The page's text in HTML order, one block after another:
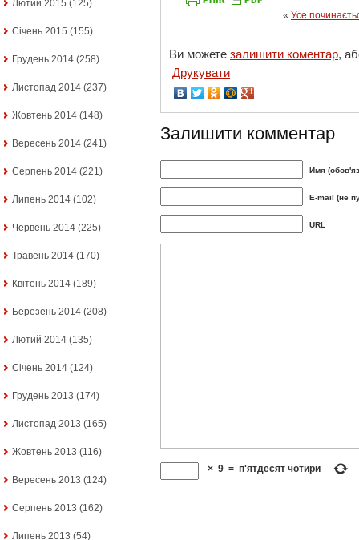
Лютий 2015 (125)
Січень 2015 (155)
Грудень 2014 (258)
Листопад 2014 (237)
Жовтень 2014 (148)
Вересень 2014 (241)
Серпень 2014 (221)
Липень 2014 (102)
Червень 2014 (225)
Травень 2014 (170)
Квітень 2014 (189)
Березень 2014 (208)
Лютий 2014 (135)
Січень 2014 (124)
Грудень 2013 (174)
Листопад 2013 (165)
Жовтень 2013 (116)
Вересень 2013 (124)
Серпень 2013 (162)
Липень 2013 (54)
« Усе
Ви можете залишити коментар,
Друкувати
Залишити комментар
Имя
E-mail (не
URL
× 9 = п'ятдесят чотири